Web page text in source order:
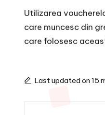
Utilizarea
care muncesc din
care folosesc
Last updated on 15